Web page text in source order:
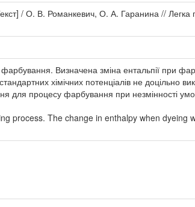
/ О. В. Романкевич, О. А. Гаранина // Легка
Визначена зміна ентальпії при
хімічних потенціалів не доцільно
для процесу фарбування при незмінності
process. The change in enthalpy when dyeing